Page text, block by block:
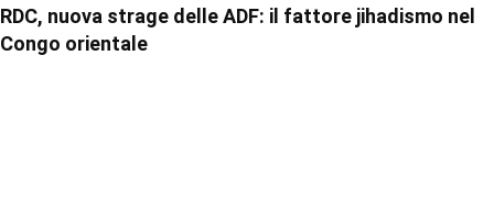
RDC, nuova strage delle ADF: il fattore jihadismo nel
Congo orientale